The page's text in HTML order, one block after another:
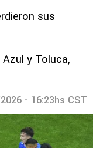
sus
y Toluca,
- 16:23hs CST